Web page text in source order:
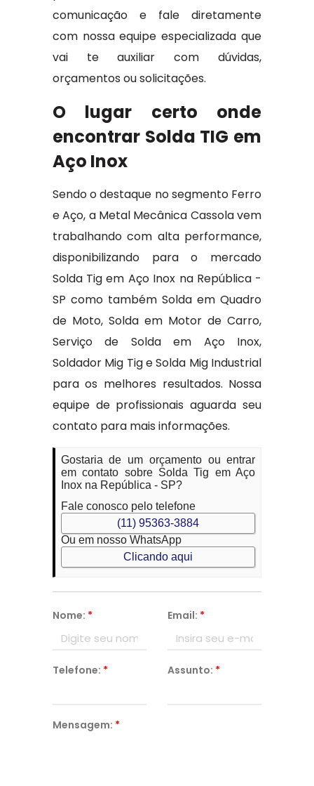
comunicação e fale diretamente
com nossa equipe especializada que
vai te auxiliar com dúvidas,
orçamentos ou solicitações.
O lugar certo onde
encontrar Solda TIG em
Aço Inox
Sendo o destaque no segmento Ferro
e Aço, a Metal Mecânica Cassola vem
trabalhando com alta performance,
disponibilizando para o mercado
Solda Tig em Aço Inox na República -
SP como também Solda em Quadro
de Moto, Solda em Motor de Carro,
Serviço de Solda em Aço Inox,
Soldador Mig Tig e Solda Mig Industrial
para os melhores resultados. Nossa
equipe de profissionais aguarda seu
contato para mais informações.
Gostaria de um orçamento ou entrar
em contato sobre Solda Tig em Aço
Inox na República - SP?
Fale conosco pelo telefone
(11) 95363-3884
Ou em nosso WhatsApp
Clicando aqui
Nome: * Email: *
Telefone: * Assunto: *
Mensagem: *